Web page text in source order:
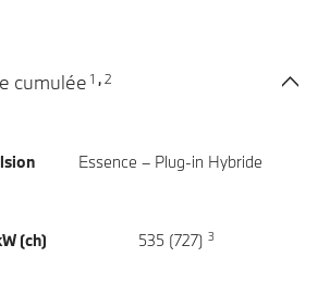
cumulée 1 , 2
Essence – Plug-in Hybride
(ch) 535 (727) 3